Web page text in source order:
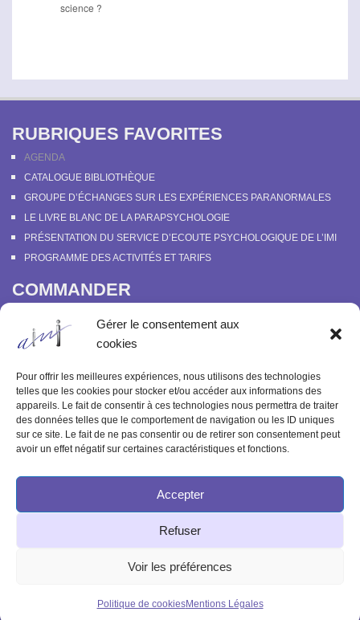
Gérer le consentement aux
cookies
Pour offrir les meilleures expériences, nous utilisons des technologies
telles que les cookies pour stocker et/ou accéder aux informations des
appareils. Le fait de consentir à ces technologies nous permettra de traiter
des données telles que le comportement de navigation ou les ID uniques
sur ce site. Le fait de ne pas consentir ou de retirer son consentement peut
avoir un effet négatif sur certaines caractéristiques et fonctions.
Accepter
Refuser
Voir les préférences
Politique de cookiesMentions Légales
science ?
RUBRIQUES FAVORITES
AGENDA
CATALOGUE BIBLIOTHÈQUE
GROUPE D’ÉCHANGES SUR LES EXPÉRIENCES PARANORMALES
LE LIVRE BLANC DE LA PARAPSYCHOLOGIE
PRÉSENTATION DU SERVICE D’ECOUTE PSYCHOLOGIQUE DE L’IMI
PROGRAMME DES ACTIVITÉS ET TARIFS
COMMANDER
SOUTENIR L’INSTITUT MÉTAPSYCHIQUE
COMMANDER OU FEUILLETER “LE BULLETIN MÉTAPSYCHIQUE” ET
“MÉTAPSYCHIQUE”
ARCHIVES
ACTIVITÉS PASSÉES
© 2003-2025 INSTITUT MÉTAPSYCHIQUE
INTERNATIONAL
51 rue de l'Aqueduc 75010 Paris - Tél : 09 83 68 23 85